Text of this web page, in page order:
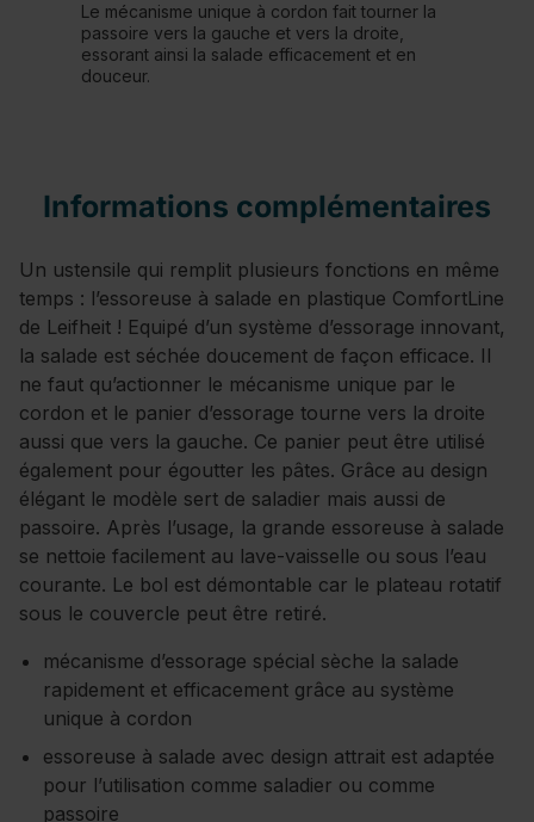
Le mécanisme unique à cordon fait tourner la
passoire vers la gauche et vers la droite,
essorant ainsi la salade efficacement et en
douceur.
Informations complémentaires
Un ustensile qui remplit plusieurs fonctions en même
temps : l’essoreuse à salade en plastique ComfortLine
de Leifheit ! Equipé d’un système d’essorage innovant,
la salade est séchée doucement de façon efficace. Il
ne faut qu’actionner le mécanisme unique par le
cordon et le panier d’essorage tourne vers la droite
aussi que vers la gauche. Ce panier peut être utilisé
également pour égoutter les pâtes. Grâce au design
élégant le modèle sert de saladier mais aussi de
passoire. Après l’usage, la grande essoreuse à salade
se nettoie facilement au lave-vaisselle ou sous l’eau
courante. Le bol est démontable car le plateau rotatif
sous le couvercle peut être retiré.
mécanisme d’essorage spécial sèche la salade
rapidement et efficacement grâce au système
unique à cordon
essoreuse à salade avec design attrait est adaptée
pour l’utilisation comme saladier ou comme
passoire